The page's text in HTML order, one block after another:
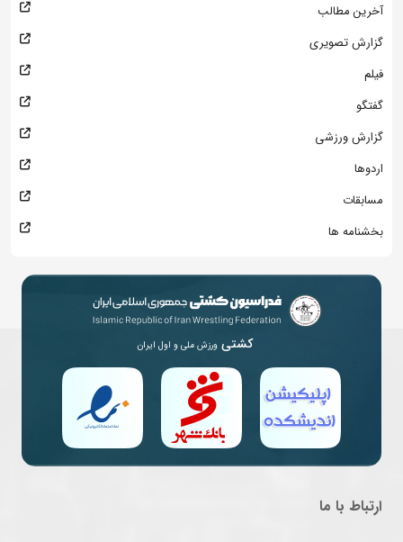
آخرین مطالب
گزارش تصویری
فیلم
گفتگو
گزارش ورزشی
اردوها
مسابقات
بخشنامه ها
کشتی ورزش ملی و اول ایران
ارتباط با ما